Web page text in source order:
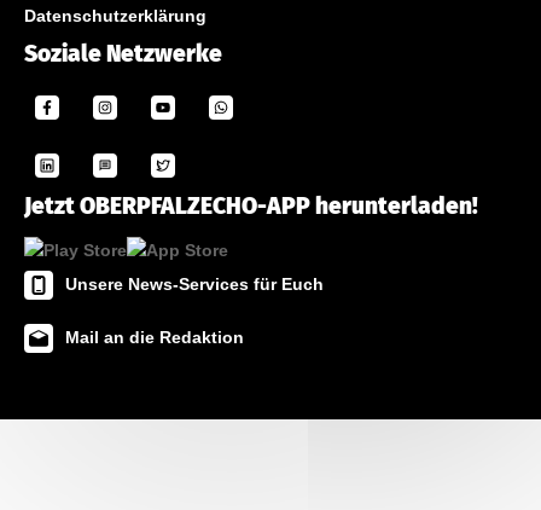
Datenschutzerklärung
Soziale Netzwerke
Jetzt OBERPFALZECHO-APP herunterladen!
Unsere News-Services für Euch
Mail an die Redaktion